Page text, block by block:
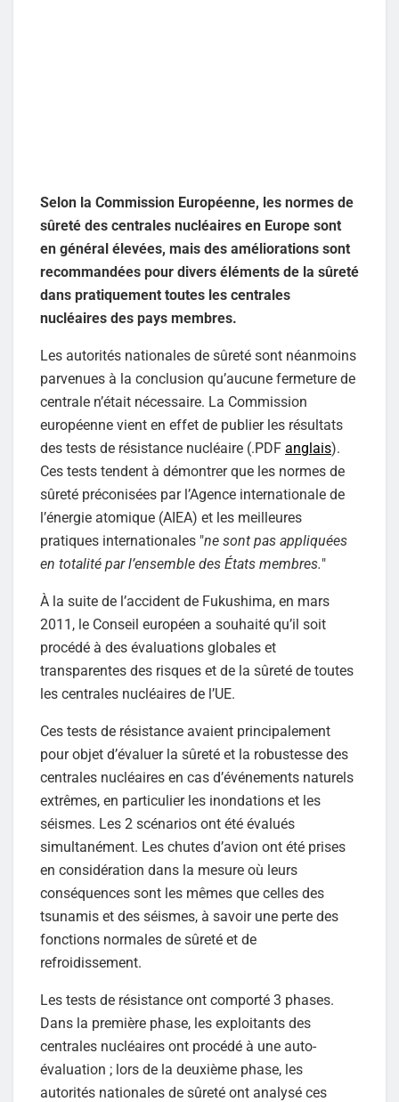
Selon la Commission Européenne, les normes de
sûreté des centrales nucléaires en Europe sont
en général élevées, mais des améliorations sont
recommandées pour divers éléments de la sûreté
dans pratiquement toutes les centrales
nucléaires des pays membres.
Les autorités nationales de sûreté sont néanmoins
parvenues à la conclusion qu’aucune fermeture de
centrale n’était nécessaire. La Commission
européenne vient en effet de publier les résultats
des tests de résistance nucléaire (.PDF anglais).
Ces tests tendent à démontrer que les normes de
sûreté préconisées par l’Agence internationale de
l’énergie atomique (AIEA) et les meilleures
pratiques internationales "ne sont pas appliquées
en totalité par l’ensemble des États membres."
À la suite de l’accident de Fukushima, en mars
2011, le Conseil européen a souhaité qu’il soit
procédé à des évaluations globales et
transparentes des risques et de la sûreté de toutes
les centrales nucléaires de l’UE.
Ces tests de résistance avaient principalement
pour objet d’évaluer la sûreté et la robustesse des
centrales nucléaires en cas d’événements naturels
extrêmes, en particulier les inondations et les
séismes. Les 2 scénarios ont été évalués
simultanément. Les chutes d’avion ont été prises
en considération dans la mesure où leurs
conséquences sont les mêmes que celles des
tsunamis et des séismes, à savoir une perte des
fonctions normales de sûreté et de
refroidissement.
Les tests de résistance ont comporté 3 phases.
Dans la première phase, les exploitants des
centrales nucléaires ont procédé à une auto-
évaluation ; lors de la deuxième phase, les
autorités nationales de sûreté ont analysé ces